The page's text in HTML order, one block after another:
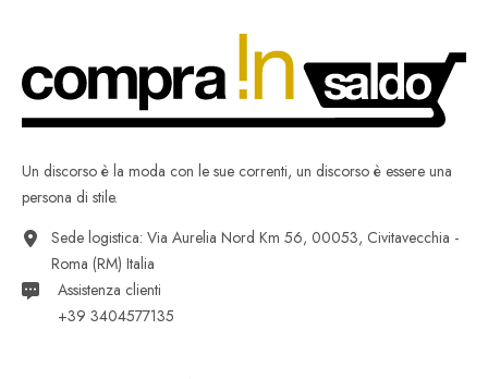
Un discorso è la moda con le sue correnti, un discorso è essere una
persona di stile.
Sede logistica: Via Aurelia Nord Km 56, 00053, Civitavecchia -
Roma (RM) Italia
Assistenza clienti
+39 3404577135